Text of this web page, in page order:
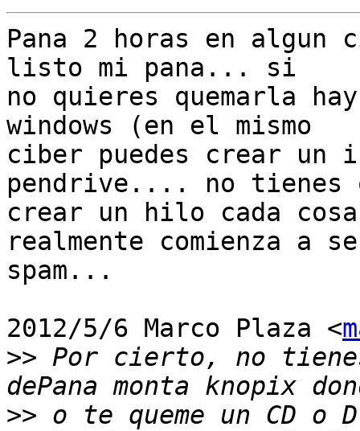
Pana 2 horas en
listo mi pana... si
no quieres quemarla
windows (en el mismo
ciber puedes crear un
pendrive.... no tienes
crear un hilo cada
realmente comienza a
spam...
2012/5/6 Marco Plaza <
>> Por cierto, no
>> o te queme un CD o